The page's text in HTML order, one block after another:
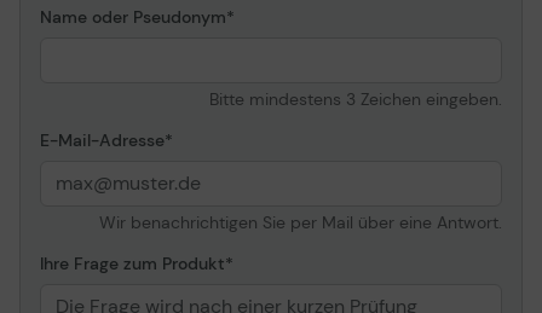
Name oder Pseudonym
Bitte mindestens 3 Zeichen eingeben.
E-Mail-Adresse
Wir benachrichtigen Sie per Mail über eine Antwort.
Ihre Frage zum Produkt